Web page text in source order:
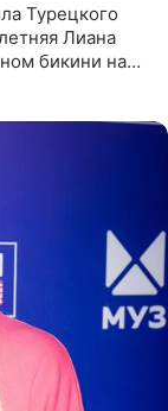
Турецкого
Лиана
бикини на